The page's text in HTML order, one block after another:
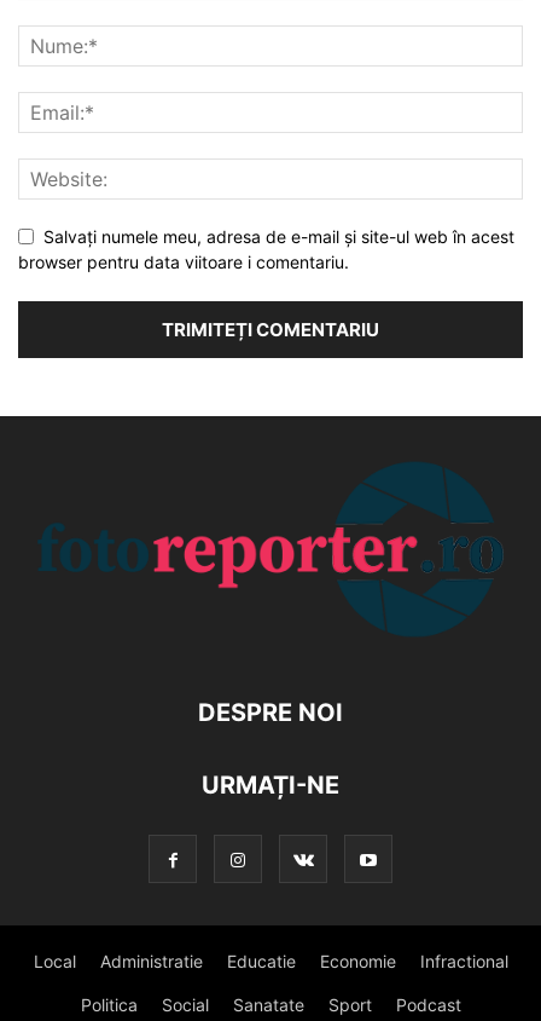
Salvați numele meu, adresa de e-mail și site-ul web în acest
browser pentru data viitoare i comentariu.
DESPRE NOI
URMAȚI-NE
Local Administratie Educatie Economie Infractional
Politica Social Sanatate Sport Podcast